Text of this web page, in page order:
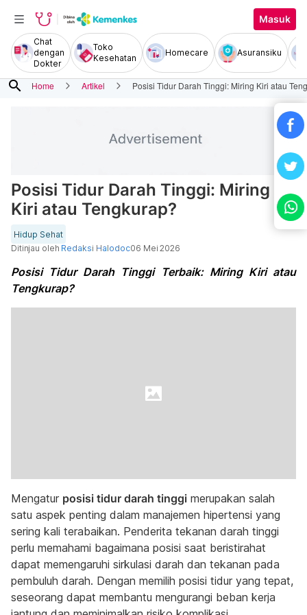
Masuk
Chat
dengan
Dokter
Toko
Kesehatan
Homecare Asuransiku
search Home Artikel Posisi Tidur Darah Tinggi: Miring Kiri atau
Posisi Tidur Darah Tinggi: Miring
Kiri atau Tengkurap?
Hidup Sehat
Ditinjau oleh Redaksi Halodoc06 Mei 2026
Posisi Tidur Darah Tinggi Terbaik: Miring Kiri atau
Tengkurap?
Mengatur posisi tidur darah tinggi merupakan salah
satu aspek penting dalam manajemen hipertensi yang
sering kali terabaikan. Penderita tekanan darah tinggi
perlu memahami bagaimana posisi saat beristirahat
dapat memengaruhi sirkulasi darah dan tekanan pada
pembuluh darah. Dengan memilih posisi tidur yang tepat,
seseorang dapat membantu mengurangi beban kerja